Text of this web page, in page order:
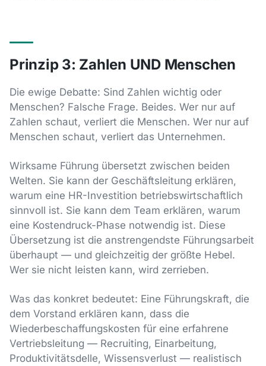
Prinzip 3: Zahlen UND Menschen
Die ewige Debatte: Sind Zahlen wichtig oder
Menschen? Falsche Frage. Beides. Wer nur auf
Zahlen schaut, verliert die Menschen. Wer nur auf
Menschen schaut, verliert das Unternehmen.
Wirksame Führung übersetzt zwischen beiden
Welten. Sie kann der Geschäftsleitung erklären,
warum eine HR-Investition betriebswirtschaftlich
sinnvoll ist. Sie kann dem Team erklären, warum
eine Kostendruck-Phase notwendig ist. Diese
Übersetzung ist die anstrengendste Führungsarbeit
überhaupt — und gleichzeitig der größte Hebel.
Wer sie nicht leisten kann, wird zerrieben.
Was das konkret bedeutet: Eine Führungskraft, die
dem Vorstand erklären kann, dass die
Wiederbeschaffungskosten für eine erfahrene
Vertriebsleitung — Recruiting, Einarbeitung,
Produktivitätsdelle, Wissensverlust — realistisch